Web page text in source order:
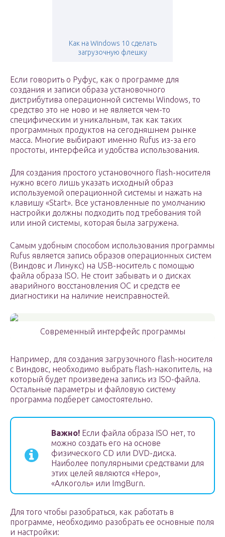
Как на Windows 10 сделать
загрузочную флешку
Если говорить о Руфус, как о программе для
создания и записи образа установочного
дистрибутива операционной системы Windows, то
средство это не ново и не является чем-то
специфическим и уникальным, так как таких
программных продуктов на сегодняшнем рынке
масса. Многие выбирают именно Rufus из-за его
простоты, интерфейса и удобства использования.
Для создания простого установочного flash-носителя
нужно всего лишь указать исходный образ
используемой операционной системы и нажать на
клавишу «Start». Все установленные по умолчанию
настройки должны подходить под требования той
или иной системы, которая была загружена.
Самым удобным способом использования программы
Rufus является запись образов операционных систем
(Виндовс и Линукс) на USB-носитель с помощью
файла образа ISO. Не стоит забывать и о дисках
аварийного восстановления ОС и средств ее
диагностики на наличие неисправностей.
Современный интерфейс программы
Например, для создания загрузочного flash-носителя
с Виндовс, необходимо выбрать flash-накопитель, на
который будет произведена запись из ISO-файла.
Остальные параметры и файловую систему
программа подберет самостоятельно.
Важно! Если файла образа ISO нет, то
можно создать его на основе
физического CD или DVD-диска.
Наиболее популярными средствами для
этих целей являются «Неро»,
«Алкоголь» или ImgBurn.
Для того чтобы разобраться, как работать в
программе, необходимо разобрать ее основные поля
и настройки: